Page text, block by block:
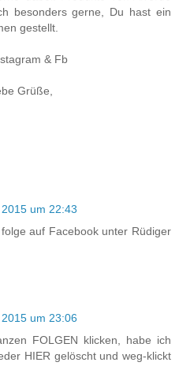
besonders gerne, Du hast ein
gestellt.
& Fb
Grüße,
um 22:43
auf Facebook unter Rüdiger
um 23:06
FOLGEN klicken, habe ich
HIER gelöscht und weg-klickt